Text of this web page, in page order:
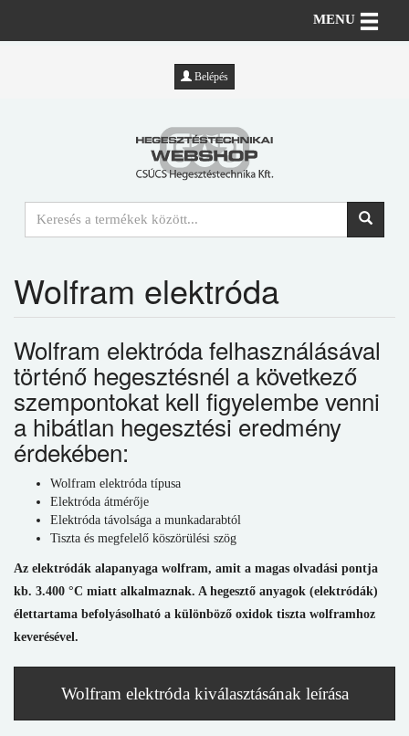
Belépés
MENU Toggle
Wolfram elektróda
Wolfram elektróda felhasználásával
történő hegesztésnél a következő
szempontokat kell figyelembe venni
a hibátlan hegesztési eredmény
érdekében:
Wolfram elektróda típusa
Elektróda átmérője
Elektróda távolsága a munkadarabtól
Tiszta és megfelelő köszörülési szög
Az elektródák alapanyaga wolfram, amit a magas olvadási pontja
kb. 3.400 °C miatt alkalmaznak. A hegesztő anyagok (elektródák)
élettartama befolyásolható a különböző oxidok tiszta wolframhoz
keverésével.
Wolfram elektróda kiválasztásának leírása